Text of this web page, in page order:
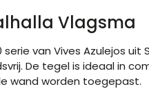
Vlagsma
van Vives Azulejos
De tegel is ideaal in
wand worden toegepast.